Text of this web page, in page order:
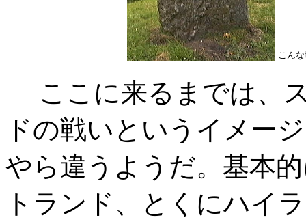
こん
ここに来るまでは、
ドの戦いというイメー
やら違うようだ。基本
トランド、とくにハイ